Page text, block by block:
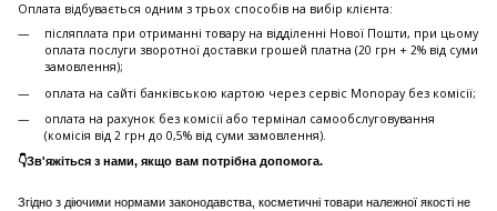
Оплата відбувається одним з трьох способів на вибір клієнта:
післяплата при отриманні товару на відділенні Нової Пошти, при цьому
оплата послуги зворотної доставки грошей платна (20 грн + 2% від суми
замовлення);
оплата на сайті банківською картою через сервіс Monopay без комісії;
оплата на рахунок без комісії або термінал самообслуговування
(комісія від 2 грн до 0,5% від суми замовлення).
👇Зв'яжіться з нами, якщо вам потрібна допомога.
Згідно з діючими нормами законодавства, косметичні товари належної якості не